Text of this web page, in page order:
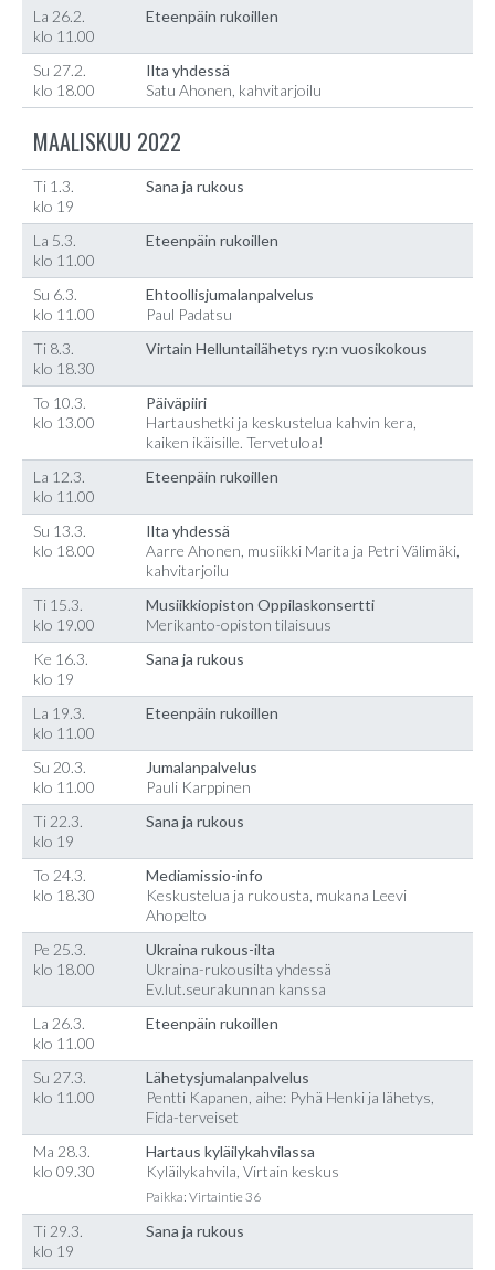
La 26.2.
klo 11.00
Eteenpäin rukoillen
Su 27.2.
klo 18.00
Ilta yhdessä
Satu Ahonen, kahvitarjoilu
MAALISKUU 2022
Ti 1.3.
klo 19
Sana ja rukous
La 5.3.
klo 11.00
Eteenpäin rukoillen
Su 6.3.
klo 11.00
Ehtoollisjumalanpalvelus
Paul Padatsu
Ti 8.3.
klo 18.30
Virtain Helluntailähetys ry:n vuosikokous
To 10.3.
klo 13.00
Päiväpiiri
Hartaushetki ja keskustelua kahvin kera,
kaiken ikäisille. Tervetuloa!
La 12.3.
klo 11.00
Eteenpäin rukoillen
Su 13.3.
klo 18.00
Ilta yhdessä
Aarre Ahonen, musiikki Marita ja Petri Välimäki,
kahvitarjoilu
Ti 15.3.
klo 19.00
Musiikkiopiston Oppilaskonsertti
Merikanto-opiston tilaisuus
Ke 16.3.
klo 19
Sana ja rukous
La 19.3.
klo 11.00
Eteenpäin rukoillen
Su 20.3.
klo 11.00
Jumalanpalvelus
Pauli Karppinen
Ti 22.3.
klo 19
Sana ja rukous
To 24.3.
klo 18.30
Mediamissio-info
Keskustelua ja rukousta, mukana Leevi
Ahopelto
Pe 25.3.
klo 18.00
Ukraina rukous-ilta
Ukraina-rukousilta yhdessä
Ev.lut.seurakunnan kanssa
La 26.3.
klo 11.00
Eteenpäin rukoillen
Su 27.3.
klo 11.00
Lähetysjumalanpalvelus
Pentti Kapanen, aihe: Pyhä Henki ja lähetys,
Fida-terveiset
Ma 28.3.
klo 09.30
Hartaus kyläilykahvilassa
Kyläilykahvila, Virtain keskus
Paikka: Virtaintie 36
Ti 29.3.
klo 19
Sana ja rukous